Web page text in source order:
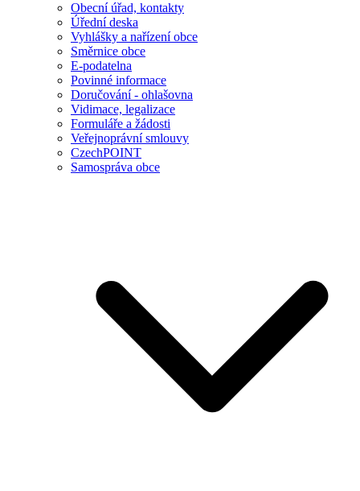
Obecní úřad, kontakty
Úřední deska
Vyhlášky a nařízení obce
Směrnice obce
E-podatelna
Povinné informace
Doručování - ohlašovna
Vidimace, legalizace
Formuláře a žádosti
Veřejnoprávní smlouvy
CzechPOINT
Samospráva obce